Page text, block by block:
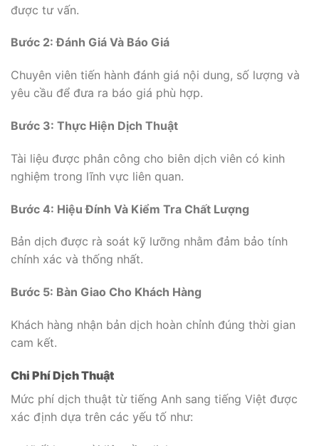
được tư vấn.
Bước 2: Đánh Giá Và Báo Giá
Chuyên viên tiến hành đánh giá nội dung, số lượng và
yêu cầu để đưa ra báo giá phù hợp.
Bước 3: Thực Hiện Dịch Thuật
Tài liệu được phân công cho biên dịch viên có kinh
nghiệm trong lĩnh vực liên quan.
Bước 4: Hiệu Đính Và Kiểm Tra Chất Lượng
Bản dịch được rà soát kỹ lưỡng nhằm đảm bảo tính
chính xác và thống nhất.
Bước 5: Bàn Giao Cho Khách Hàng
Khách hàng nhận bản dịch hoàn chỉnh đúng thời gian
cam kết.
Chi Phí Dịch Thuật
Mức phí dịch thuật từ tiếng Anh sang tiếng Việt được
xác định dựa trên các yếu tố như: